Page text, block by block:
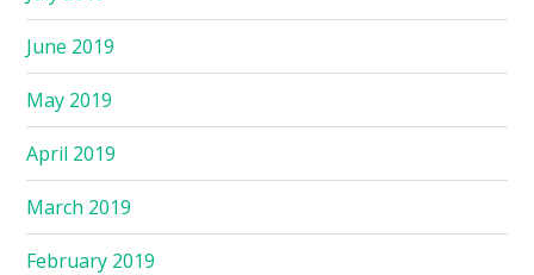
June 2019
May 2019
April 2019
March 2019
February 2019